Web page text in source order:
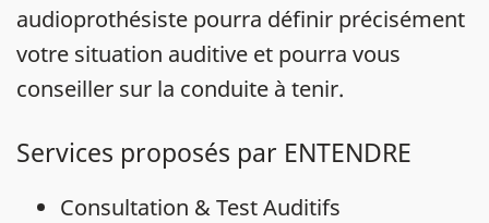
audioprothésiste pourra définir précisément
votre situation auditive et pourra vous
conseiller sur la conduite à tenir.
Services proposés par ENTENDRE
Consultation & Test Auditifs